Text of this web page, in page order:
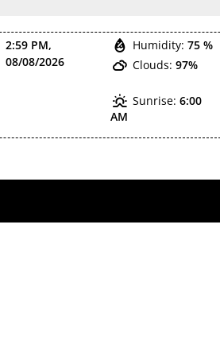
2:59 PM,
08/08/2026
Humidity: 75 %
Clouds: 97%
Sunrise: 6:00
AM